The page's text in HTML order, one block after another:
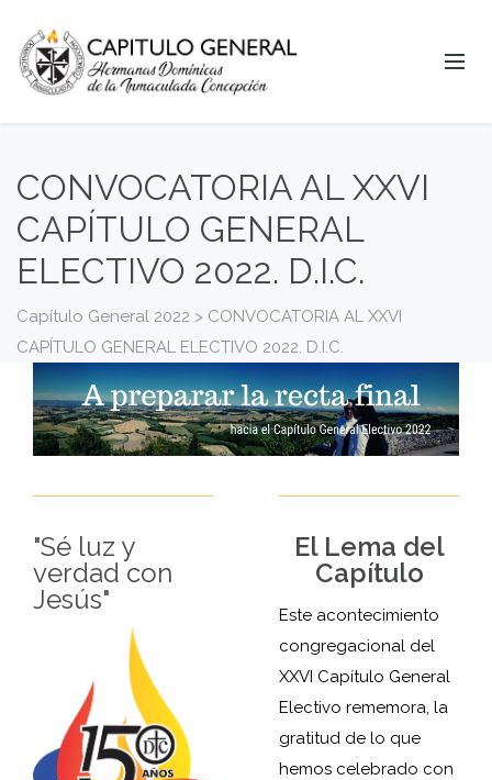
CONVOCATORIA AL XXVI
CAPÍTULO GENERAL
ELECTIVO 2022. D.I.C.
Capítulo General 2022 > CONVOCATORIA AL XXVI
CAPÍTULO GENERAL ELECTIVO 2022. D.I.C.
"Sé luz y
verdad con
Jesús"
El Lema del
Capítulo
Este acontecimiento
congregacional del
XXVI Capítulo General
Electivo rememora, la
gratitud de lo que
hemos celebrado con